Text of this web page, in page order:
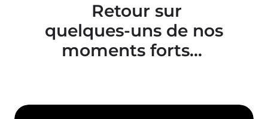
Retour sur
quelques-uns de nos
moments forts...